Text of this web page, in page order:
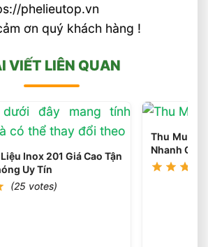
phelieutop.vn
ơn quý khách hàng !
VIẾT LIÊN QUAN
Inox 201 Giá Cao Tận
Uy Tín
(25 votes)
Thu Mua
Nhanh